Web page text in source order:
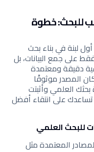
للبحث: خطوة
لبنة في بناء بحث
على جمع البيانات، بل
دقيقة ومعتمدة
المصدر موثوقًا
العلمي وأثبتت
على انتقاء أفضل
للبحث العلمي
المعتمدة مثل